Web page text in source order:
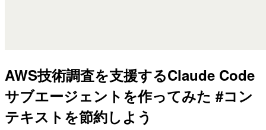
AWS技術調査を支援するClaude Code
サブエージェントを作ってみた #コン
テキストを節約しよう